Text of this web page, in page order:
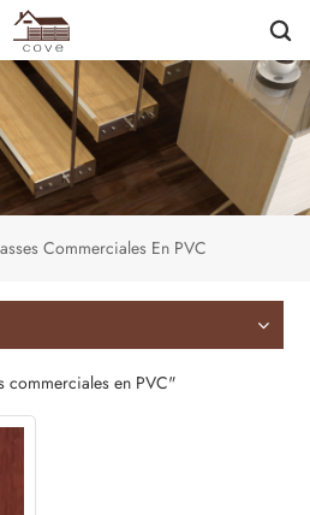
English
français
Commerciales En PVC
commerciales en PVC"